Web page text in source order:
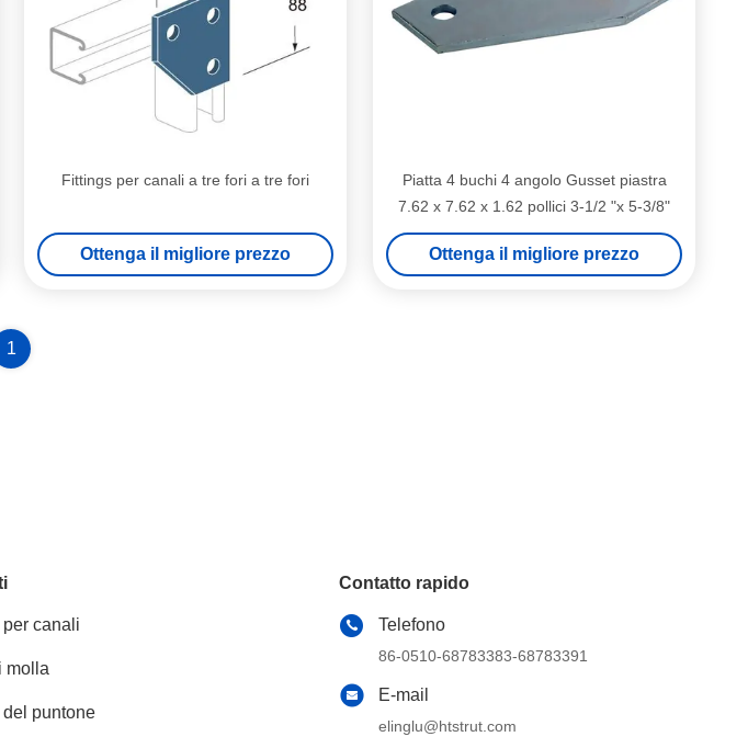
Fittings per canali a tre fori a tre fori
Ottenga il migliore prezzo
Piatta 4 buchi 4 angolo Gusset piastra
7.62 x 7.62 x 1.62 pollici 3-1/2 "x 5-3/8"
Ottenga il migliore prezzo
1
per canali
molla
puntone
Contatto rapido
Telefono
86-0510-68783383-68783391
E-mail
elinglu@htstrut.com